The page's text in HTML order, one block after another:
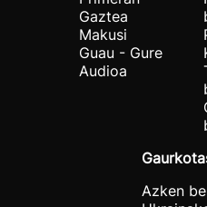
Gaztea
Makusi
Guau - Gure
Audioa
Azken